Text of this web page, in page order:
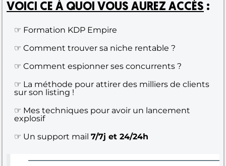
VOICI CE À QUOI VOUS AUREZ ACCÈS :
☞ Formation KDP Empire
☞ Comment trouver sa niche rentable ?
☞ Comment espionner ses concurrents ?
☞ La méthode pour attirer des milliers de clients
sur son listing !
☞ Mes techniques pour avoir un lancement
explosif
☞ Un support mail 7/7j et 24/24h